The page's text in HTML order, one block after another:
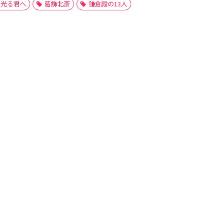
光る君へ 葛飾北斎 鎌倉殿の13人